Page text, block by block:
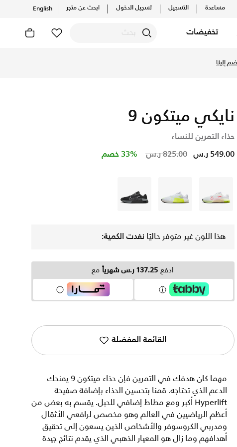
مساعدة التسجيل تسجيل الدخول ابحث عن متجر English
تخفيضات
إلينا
نايكي ميتكون 9
حذاء التمرين للنساء
Price reduced from
825.00 ر.س to 549.00 ر.س 33% خصم
أبيض أبيض أسود
هذا اللون غير متوفر حاليًا نفدت الكمية:
ادفع 137.25 ر.س شهرياً مع
القائمة المفضلة
مهما كان هدفك في التمرين فإن حذاء ميتكون 9 يمنحك
الدعم الذي تحتاجه. قمنا بتحسين الحذاء بإضافة صفيحة
Hyperlift أكبر ومع مطاط إضافي للحبل. يقسم به بعض من
أعظم الرياضيين في العالم وهو مخصص لرافعي الأثقال
ومدربي الكروسوفر والأشخاص الذين يسعون إلى تحقيق
أهدافهم وما زال هو المعيار الذهبي الذي يقدم نتائج جيدة